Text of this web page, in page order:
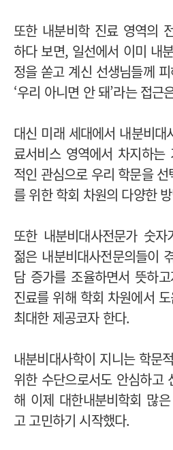
또한 내분비학 진료 영역의
하다 보면, 일선에서 이미 내
정을 쏟고 계신 선생님들께
‘우리 아니면 안 돼’라는 접근
대신 미래 세대에서 내분비대
료서비스 영역에서 차지하
적인 관심으로 우리 학문을
를 위한 학회 차원의 다양한
또한 내분비대사전문가 숫
젊은 내분비대사전문의들이
담 증가를 조율하면서 뜻하
진료를 위해 학회 차원에서
최대한 제공코자 한다.
내분비대사학이 지니는 학문
위한 수단으로서도 안심하고
해 이제 대한내분비학회 많
고 고민하기 시작했다.